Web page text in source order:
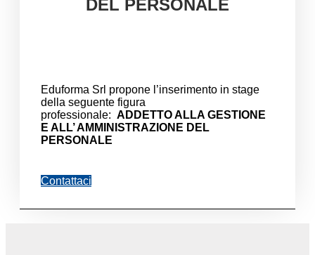
DEL PERSONALE
Eduforma Srl propone l’inserimento in stage
della seguente figura
professionale: ADDETTO ALLA GESTIONE
E ALL’ AMMINISTRAZIONE DEL
PERSONALE
Contattaci